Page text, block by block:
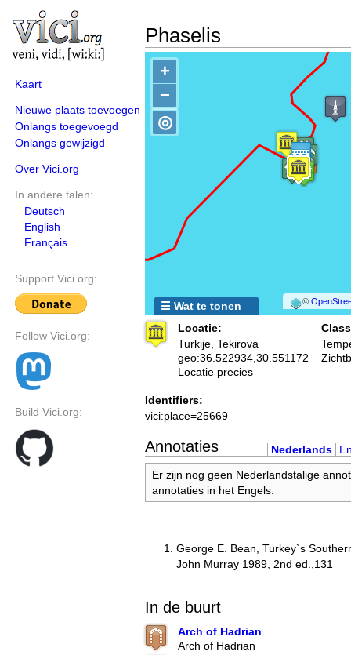
Kaart
Nieuwe plaats toevoegen
Onlangs toegevoegd
Onlangs gewijzigd
Over Vici.org
In andere talen:
Deutsch
English
Français
Support Vici.org:
Follow Vici.org:
Build Vici.org:
Phaselis
+
−
©
◎
☰ Wat te tonen
Locatie:
Turkije, Tekirova
geo:36.522934,30.551172
Locatie precies
Identifiers:
vici:place=25669
Annotaties Nederlands
Er zijn nog geen Nederlandstalige
annotaties in het Engels.
George E. Bean, Turkey`s
John Murray 1989, 2nd ed.,131
In de buurt
Arch of Hadrian
Arch of Hadrian